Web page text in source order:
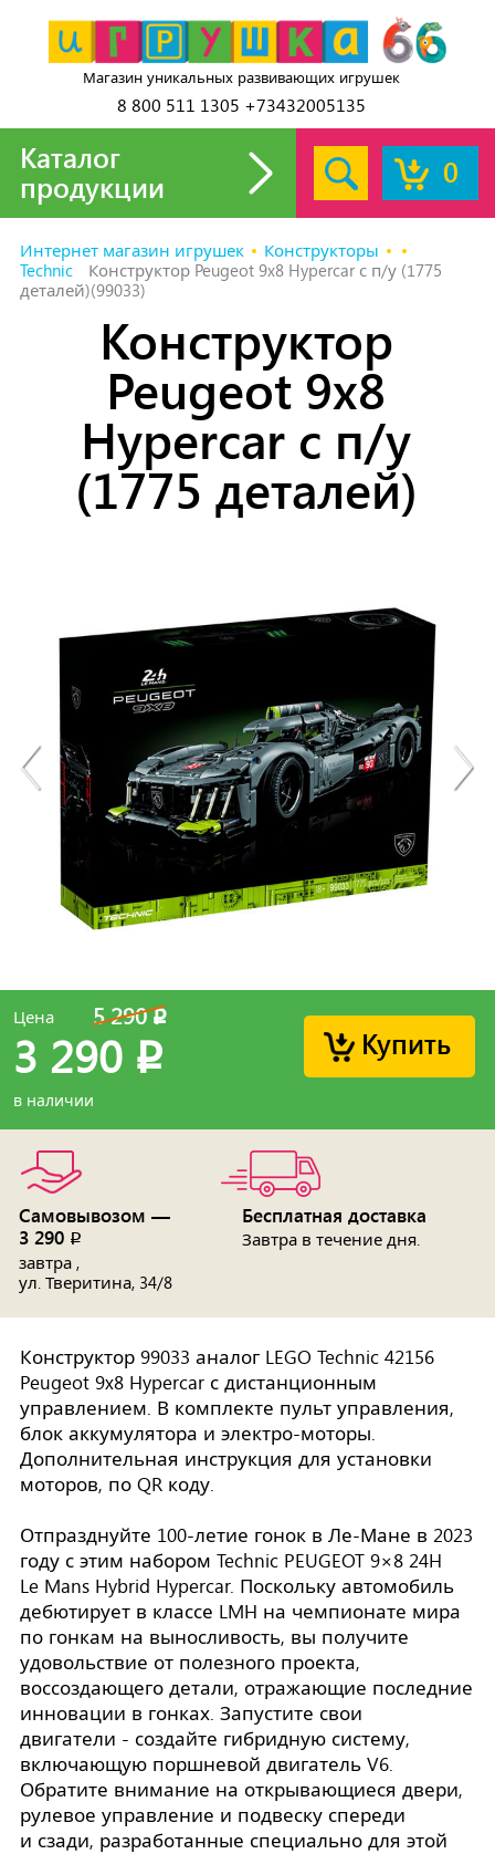
Магазин уникальных развивающих игрушек
8 800 511 1305 +73432005135
0
Каталог
продукции
Интернет магазин игрушек
Конструкторы
Technic
Конструктор Peugeot 9x8 Hypercar с п/у (1775
деталей)(99033)
Конструктор
Peugeot 9x8
Hypercar с п/у
(1775 деталей)
Купить
5 290p
Цена
3 290 p
в наличии
Самовывозом —
3 290 p
завтра ,
ул. Тверитина, 34/8
Бесплатная доставка
Завтра в течение дня.
Конструктор 99033 аналог LEGO Technic 42156
Peugeot 9x8 Hypercar с дистанционным
управлением. В комплекте пульт управления,
блок аккумулятора и электро-моторы.
Дополнительная инструкция для установки
моторов, по QR коду.
Отпразднуйте 100-летие гонок в Ле-Мане в 2023
году с этим набором Technic PEUGEOT 9×8 24H
Le Mans Hybrid Hypercar. Поскольку автомобиль
дебютирует в классе LMH на чемпионате мира
по гонкам на выносливость, вы получите
удовольствие от полезного проекта,
воссоздающего детали, отражающие последние
инновации в гонках. Запустите свои
двигатели - создайте гибридную систему,
включающую поршневой двигатель V6.
Обратите внимание на открывающиеся двери,
рулевое управление и подвеску спереди
и сзади, разработанные специально для этой